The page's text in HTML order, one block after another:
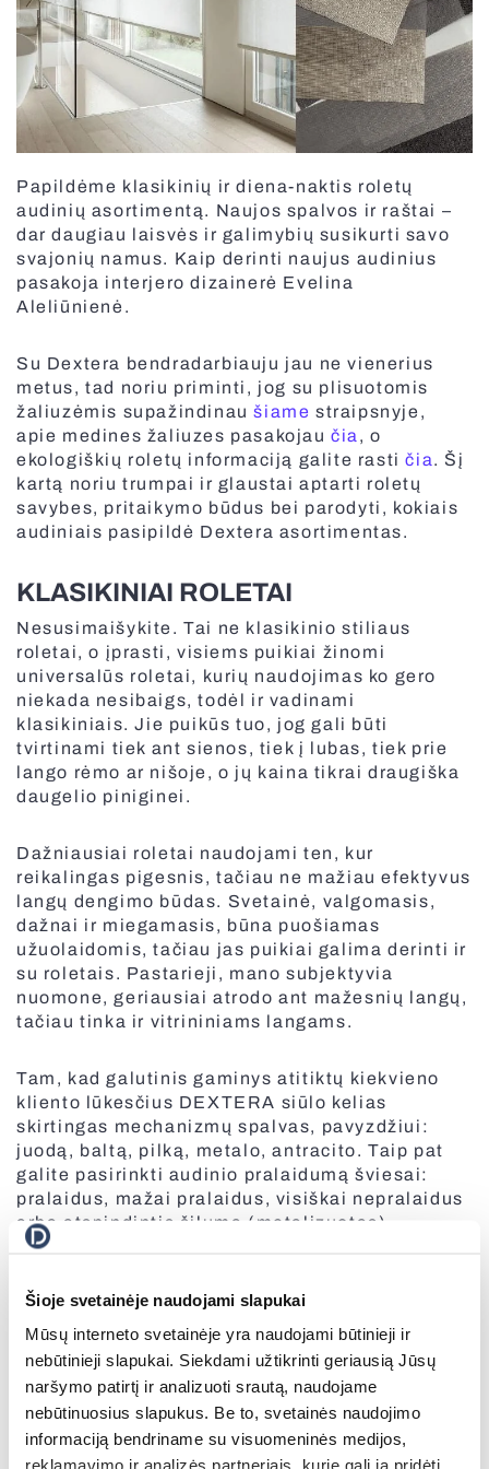
Šioje svetainėje naudojami slapukai
Mūsų interneto svetainėje yra naudojami būtinieji ir
nebūtinieji slapukai. Siekdami užtikrinti geriausią Jūsų
naršymo patirtį ir analizuoti srautą, naudojame
nebūtinuosius slapukus. Be to, svetainės naudojimo
informaciją bendriname su visuomeninės medijos,
reklamavimo ir analizės partneriais, kurie gali ją pridėti
Roletai stogo langams
Visi roletai
Elektrinės medinės žaliuzės
Plisuotos žaliuzės
Plisuotos žaliuzės stogo langams
Skandinaviško stiliaus žaliuzės
Vertikalios žaliuzės
Elektrinės žaliuzės MOTIONBLINDS
Išmanus valdymas SOMFY
Elektriniai karnizai
Visi išmanūs sprendimai
Plisuoti tinkleliai
Antialerginiai tinkleliai
Visi tinkleliai
Elektriniai karnizai
Vartų automatika
Pramoniniai garažo vartai
Panoraminiai vartai
Dokinės sistemos
Greitaeigiai vartai
Markizė stikliniam stogui
Balkoninės markizės
Vertikalios markizės
Visos markizės
BBQ pergola
Visos pergolos
Lauko sandėliukas
BBQ pergola
Visi kiemo gaminiai
Papildėme klasikinių ir diena-naktis roletų
audinių asortimentą. Naujos spalvos ir raštai –
dar daugiau laisvės ir galimybių susikurti savo
svajonių namus. Kaip derinti naujus audinius
pasakoja interjero dizainerė Evelina
Aleliūnienė.
Su Dextera bendradarbiauju jau ne vienerius
metus, tad noriu priminti, jog su plisuotomis
žaliuzėmis supažindinaušiame straipsnyje,
apie medines žaliuzes pasakojaučia , o
ekologiškių roletų informaciją galite rasti čia. Šį
kartą noriu trumpai ir glaustai aptarti roletų
savybes, pritaikymo būdus bei parodyti, kokiais
audiniais pasipildė Dextera asortimentas.
KLASIKINIAI ROLETAI
Nesusimaišykite. Tai ne klasikinio stiliaus
roletai, o įprasti, visiems puikiai žinomi
universalūs roletai, kurių naudojimas ko gero
niekada nesibaigs, todėl ir vadinami
klasikiniais. Jie puikūs tuo, jog gali būti
tvirtinami tiek ant sienos, tiek į lubas, tiek prie
lango rėmo ar nišoje, o jų kaina tikrai draugiška
daugelio piniginei.
Dažniausiai roletai naudojami ten, kur
reikalingas pigesnis, tačiau ne mažiau efektyvus
langų dengimo būdas. Svetainė, valgomasis,
dažnai ir miegamasis, būna puošiamas
užuolaidomis, tačiau jas puikiai galima derinti ir
su roletais. Pastarieji, mano subjektyvia
nuomone, geriausiai atrodo ant mažesnių langų,
tačiau tinka ir vitrininiams langams.
Tam, kad galutinis gaminys atitiktų kiekvieno
kliento lūkesčius DEXTERA siūlo kelias
skirtingas mechanizmų spalvas, pavyzdžiui:
juodą, baltą, pilką, metalo, antracito. Taip pat
galite pasirinkti audinio pralaidumą šviesai:
pralaidus, mažai pralaidus, visiškai nepralaidus
arba atspindintis šilumą (metalizuotas).
DIENA – NAKTIS ROLETAI
atmaina. Iš šviesesnių ir tamsesnių juostų
sudarytas audinys leidžia reguliuoti šviesos
intensyvumo lygį patalpoje. Šio tipo roletai yra
sudaryti iš specialaus dvigubo audinio: du
ZEBRA audinio sluoksniai leidžia kurti
pritemdymo efektą, patalpą pilnai užtemdyti